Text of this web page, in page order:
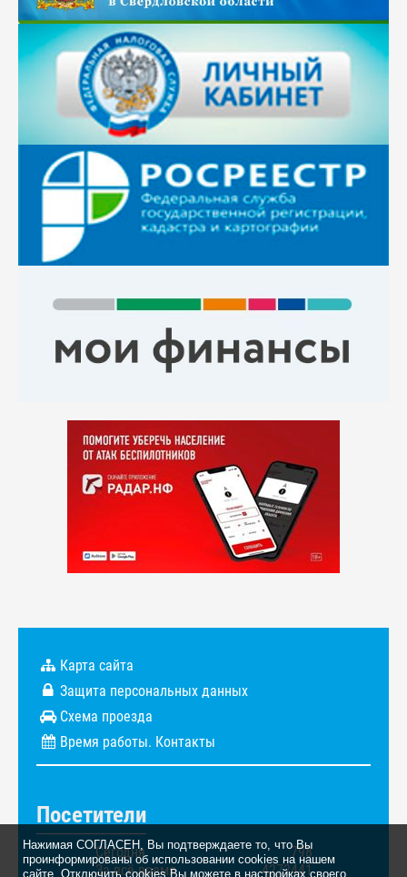
Нажимая СОГЛАСЕН, Вы подтверждаете то, что Вы
проинформированы об использовании cookies на нашем
сайте. Отключить cookies Вы можете в настройках своего
Карта сайта
Защита персональных данных
Схема проезда
Время работы. Контакты
Посетители
Сегодня
798
За всё время
4272441